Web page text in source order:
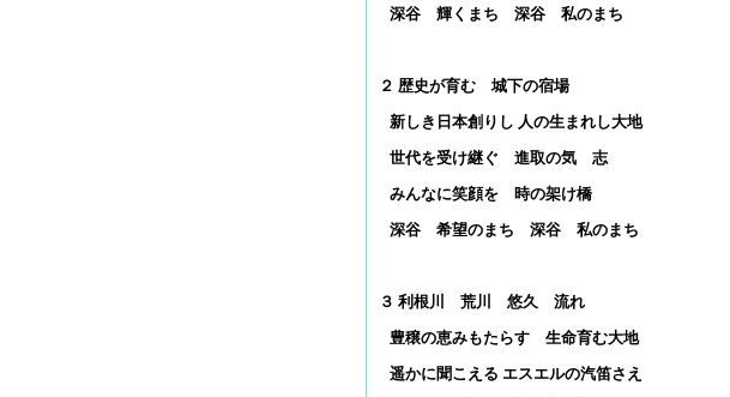
深谷 輝くまち 深谷 私のまち
２ 歴史が育む 城下の宿場
新しき日本創りし 人の生まれし大地
世代を受け継ぐ 進取の気 志
みんなに笑顔を 時の架け橋
深谷 希望のまち 深谷 私のまち
３ 利根川 荒川 悠久 流れ
豊穣の恵みもたらす 生命育む大地
遥かに聞こえる エスエルの汽笛さえ